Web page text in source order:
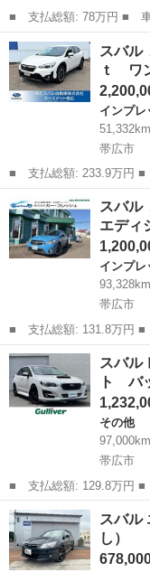
■ 支払総額: 78万円 ■ 車両本体価格： 680,000 円 ■ メーカー
名： スバル ■ 車種名
グレード名： ハイブリ
カメラ エンジン...
北海道 帯広市
スバル
ｔ ワ
インプレ
51,332km
帯広市
■ 支払総額: 233.9万円 ■ 車両本体価格： 2,200,000 円 ■ メーカ
ー名： スバル ■ 車種
Ｌ ＥｙｅＳｉｇｈｔ
チビルトイ...
帯広市
スバ
エデ
インプレ
93,328km
帯広市
■ 支払総額: 131.8万円 ■ 車両本体価格： 1,200,000 円 ■ メーカ
ー名： スバル ■ 車種
イサイト プラウドエ
ルーズコ...
北海道 帯広市 イ
スバル
ト バ
その他
97,000km
帯広市
■ 支払総額: 129.8万円 ■ 車両本体価格： 1,232,000 円 ■ メーカ
ー名： スバル ■ 車種
ＧＴ－Ｓアイサイト バッ
デジタル...
北海道 帯広市
スバル
し）